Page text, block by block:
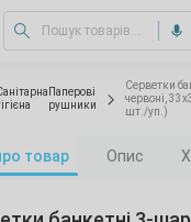
Паперові
рушники
Серветки
червоні,
шт./уп.)
товар Опис